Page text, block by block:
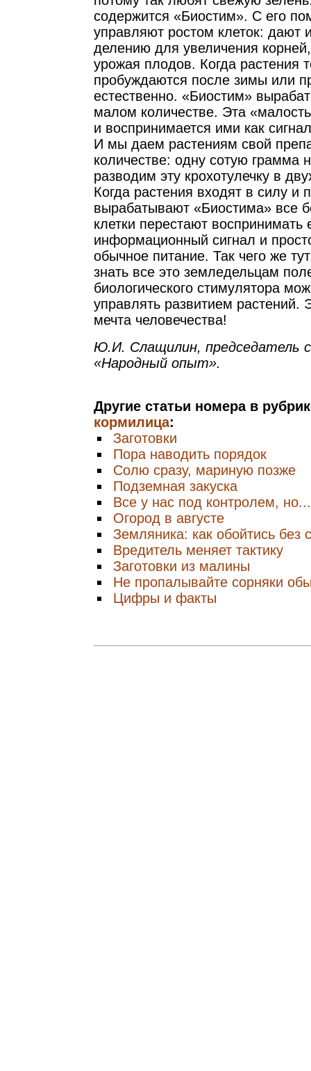
содержится «Биостим». С его
управляют ростом клеток: дают
делению для увеличения
урожая плодов. Когда растения
пробуждаются после зимы или
естественно. «Биостим»
малом количестве. Эта
и воспринимается ими как
И мы даем растениям свой
количестве: одну сотую грамма
разводим эту крохотулечку в
Когда растения входят в силу и
вырабатывают «Биостима» все
клетки перестают воспринимать
информационный сигнал и
обычное питание. Так чего же
знать все это земледельцам
биологического стимулятора
управлять развитием растений.
мечта человечества!
Ю.И. Слащилин, председатель
«Народный опыт».
Другие статьи номера в
кормилица:
Заготовки
Пора наводить порядок
Солю сразу, мариную позже
Подземная закуска
Все у нас под контролем, но...
Огород в августе
Земляника: как обойтись без
Вредитель меняет тактику
Заготовки из малины
Не пропалывайте сорняки
Цифры и факты